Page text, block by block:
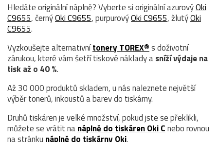
Hledáte originální náplně? Vyberte si originální azurovýOki
C9655, černýOki C9655, purpurovýOki C9655, žlutýOki
C9655.
Vyzkoušejte alternativnítonery TOREX®s doživotní
zárukou, které vám šetří tiskové náklady asníží výdaje na
tisk až o 40 %.
Až 30 000 produktů skladem, u nás naleznete největší
výběr tonerů, inkoustů a barev do tiskárny.
Druhů tiskáren je velké množství, pokud jste se překlikli,
můžete se vrátit nanáplně do tiskáren Oki Cnebo rovnou
na stránku náplně do tiskárny Oki.